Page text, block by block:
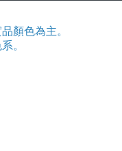
顏色為主。
。